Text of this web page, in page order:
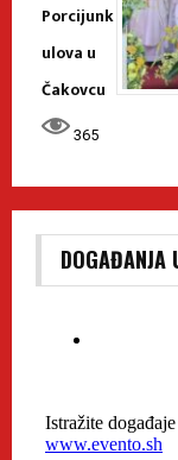
Porcijunk
ulova u
Čakovcu
365
DOGAĐANJA